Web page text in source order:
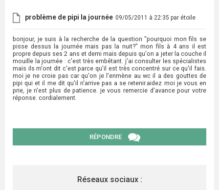
problème de pipi la journée 09/05/2011 à 22:35 par étoile
bonjour, je suis à la recherche de la question "pourquoi mon fils se
pisse dessus la journée mais pas la nuit?" mon fils à 4 ans il est
propre depuis ses 2 ans et demi mais depuis qu'on a jeter la couche il
mouille la journée : c'est très embêtant. j'ai consulter les spécialistes
mais ils m'ont dit c'est parce qu'il est très concentré sur ce qu'il fais.
moi je ne croie pas car qu'on je l'enmène au wc il a des gouttes de
pipi qui et il me dit qu'il n'arrive pas a se retenir.aidez moi je vous en
prie, je n'est plus de patience. je vous remercie d'avance pour votre
réponse. cordialement.
RÉPONDRE
Réseaux sociaux :